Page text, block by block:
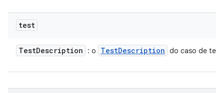
test
TestDescription : o TestDescription do caso de